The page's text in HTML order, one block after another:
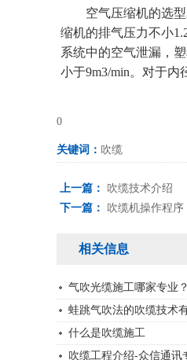
空气压缩机的选型
缩机的排气压力不小
系统中的空气泄漏，
小于9m3/min。对于内
0
关键词： 吹缆
上一篇：
吹缆技术介绍
下一篇：
吹缆机操作程序
相关信息
气吹光缆施工哪家专业
蛙跳气吹法的吹缆技术
什么是吹缆施工
吹缆工程介绍-众信通讯